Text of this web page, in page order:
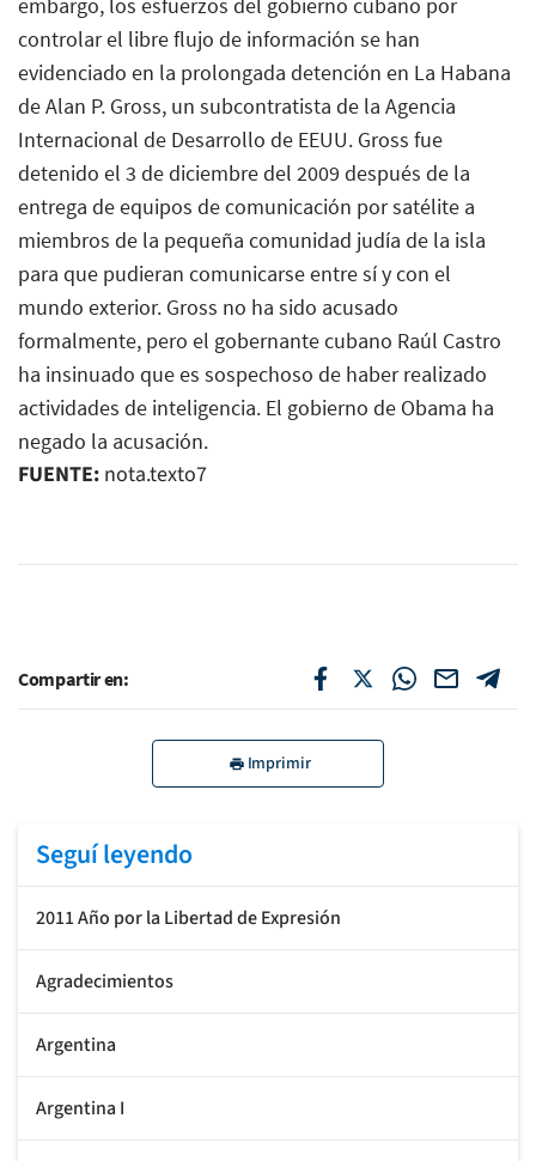
FUENTE: nota.texto7
Compartir en:
Imprimir
Seguí leyendo
2011 Año por la Libertad de Expresión
Agradecimientos
Argentina
Argentina I